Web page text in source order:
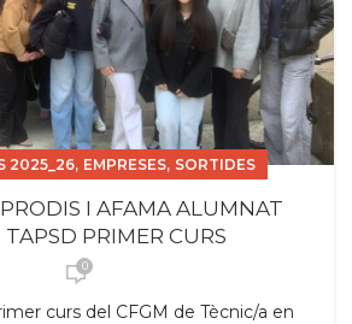
2025_26, EMPRESES, SORTIDES
I AFAMA ALUMNAT
TAPSD PRIMER CURS
0
curs del CFGM de Tècnic/a en